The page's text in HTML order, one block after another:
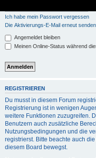
Ich habe mein Passwort vergessen
Die Aktivierungs-E-Mail erneut senden
Angemeldet bleiben
Meinen Online-Status während
REGISTRIEREN
Du musst in diesem Forum
Registrierung ist in wenigen
weitere Funktionen zuzugreifen.
Benutzern auch zusätzliche
Nutzungsbedingungen und die
registrierst. Bitte beachte auch
diesem Board bewegst.